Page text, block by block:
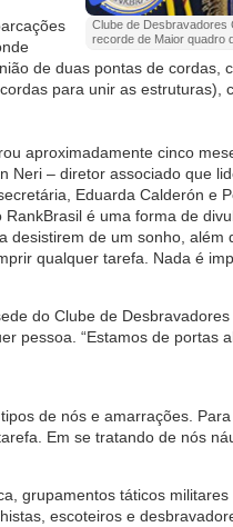
Clube de Desbravadores
recorde de Maior quadro
de duas pontas de cordas,
para unir as estruturas),
aproximadamente cinco
Neri – diretor associado que
Eduarda Calderón e
RankBrasil é uma forma de
desistirem de um sonho,
qualquer tarefa. Nada é
do Clube de
pessoa. “Estamos de portas
de nós e amarrações.
Em se tratando de nós
grupamentos táticos
escoteiros e